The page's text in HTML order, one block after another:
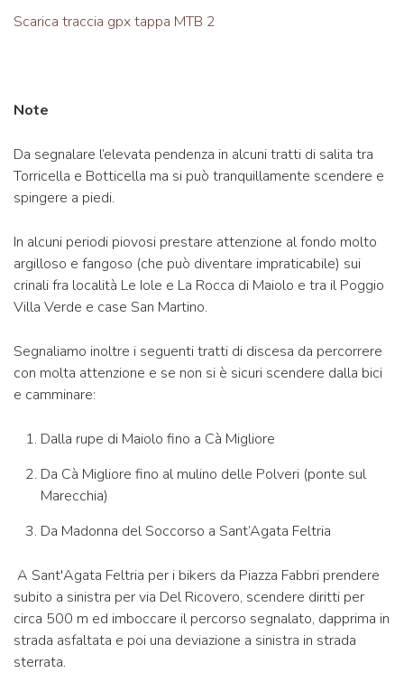
Scarica traccia gpx tappa MTB 2
Note
Da segnalare l’elevata pendenza in alcuni tratti di salita tra
Torricella e Botticella ma si può tranquillamente scendere e
spingere a piedi.
In alcuni periodi piovosi prestare attenzione al fondo molto
argilloso e fangoso (che può diventare impraticabile) sui
crinali fra località Le Iole e La Rocca di Maiolo e tra il Poggio
Villa Verde e case San Martino.
Segnaliamo inoltre i seguenti tratti di discesa da percorrere
con molta attenzione e se non si è sicuri scendere dalla bici
e camminare:
Dalla rupe di Maiolo fino a Cà Migliore
Da Cà Migliore fino al mulino delle Polveri (ponte sul
Marecchia)
Da Madonna del Soccorso a Sant’Agata Feltria
A Sant'Agata Feltria per i bikers da Piazza Fabbri prendere
subito a sinistra per via Del Ricovero, scendere diritti per
circa 500 m ed imboccare il percorso segnalato, dapprima in
strada asfaltata e poi una deviazione a sinistra in strada
sterrata.